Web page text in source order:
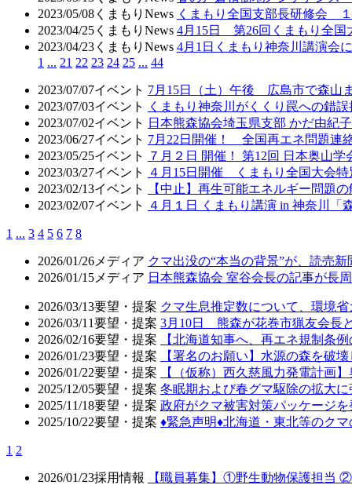
2023/05/08 くまもりNews くまもり全国支部長研修会
2023/04/25 くまもりNews 4月15日 第26回くまもり全
2023/04/23 くまもりNews 4月1日くまもり神奈川講演会
1 ... 21 22 23 24 25 ... 44
2023/07/07イベント 7月15日（土）午後 広島市で森山
2023/07/03イベント
くまもり神奈川がくくり罠への錯
2023/07/02イベント
日本熊森協会埼玉県支部 かだ由紀
2023/06/27イベント 7月22日開催！ 全国再エネ問題連
2023/05/25イベント
７月２日 開催！ 第12回 日本奥山学
2023/03/27イベント
４月15日開催 くまもり全国大会特
2023/02/13イベント
【中止】再生可能エネルギー問題
2023/02/07イベント ４月１日 くまもり講演 in 神奈川「
1 ... 3 4 5 6 7 8
2026/01/26 メディア クマ出没の“本当の背景”が、読売
2026/01/15 メディア 日本熊森協会 室谷会長の記事が長
2026/03/13要望・提案 クマ生息推定数について、環境
2026/03/11要望・提案 3月10日 熊森が花巻市猟友会長
2026/02/16要望・提案
【北海道知事へ、再エネ規制条
2026/01/23要望・提案
【署名のお願い】水源の森を破
2026/01/22要望・提案
【（仮称）西久慈風力発電計画
2025/12/05要望・提案 冬眠期および春グマ駆除の拡大
2025/11/18要望・提案 政府がクマ被害対策パッケージを
2025/10/22要望・提案 ♦️緊急声明♦️北海道・東北等のク
1 2
2026/01/23採用情報 【職員募集】①野生動物保護担当